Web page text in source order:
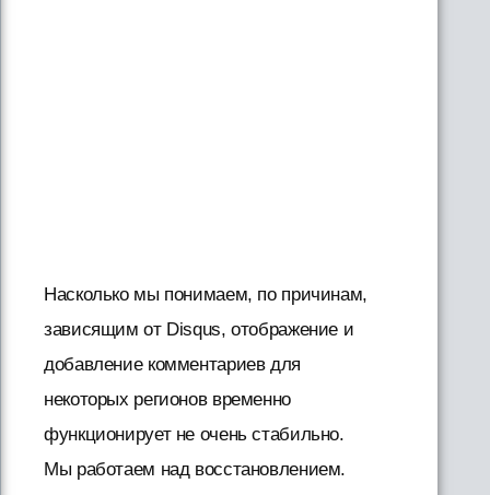
Насколько мы понимаем, по причинам,
зависящим от Disqus, отображение и
добавление комментариев для
некоторых регионов временно
функционирует не очень стабильно.
Мы работаем над восстановлением.